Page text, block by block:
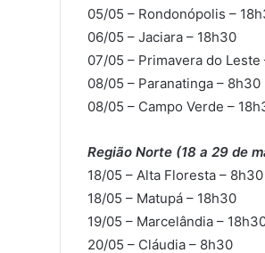
05/05 – Rondonópolis –
06/05 – Jaciara – 18h30
07/05 – Primavera do Leste
08/05 – Paranatinga – 8h30
08/05 – Campo Verde –
Região Norte (18 a 29 de
18/05 – Alta Floresta – 8h30
18/05 – Matupá – 18h30
19/05 – Marcelândia –
20/05 – Cláudia – 8h30